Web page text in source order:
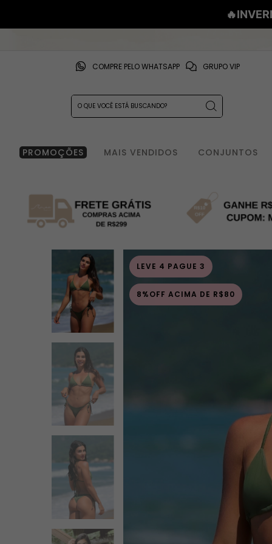
COMPRE PELO WHATSAPP GRUPO VIP
PROMOÇÕES MAIS VENDIDOS CONJUNTOS
LEVE 4 PAGUE 3
8%OFF ACIMA DE R$80